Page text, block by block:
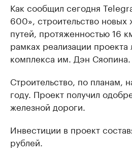
Как сообщил сегодня
600», строительство
путей, протяженностью 16
рамках реализации проекта
комплекса им. Дэн Сяопина.
Строительство, по планам,
году. Проект получил
железной дороги.
Инвестиции в проект
рублей.